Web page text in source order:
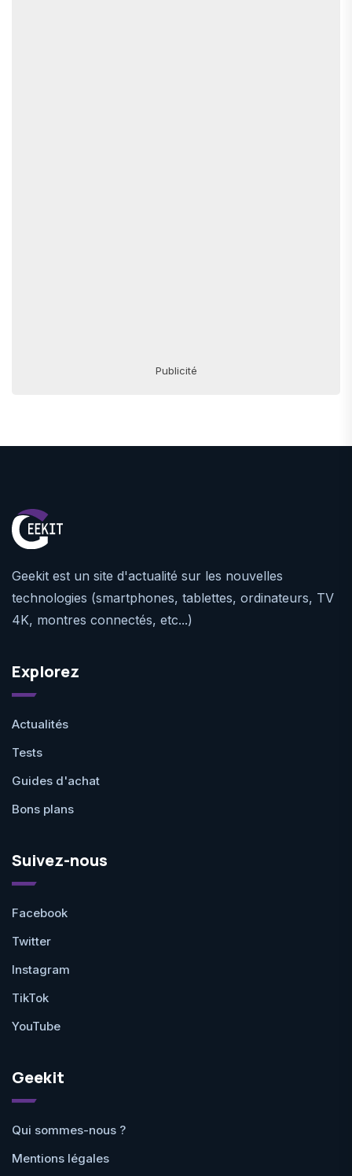
Publicité
Geekit est un site d'actualité sur les nouvelles
technologies (smartphones, tablettes, ordinateurs, TV
4K, montres connectés, etc...)
Explorez
Actualités
Tests
Guides d'achat
Bons plans
Suivez-nous
Facebook
Twitter
Instagram
TikTok
YouTube
Geekit
Qui sommes-nous ?
Mentions légales